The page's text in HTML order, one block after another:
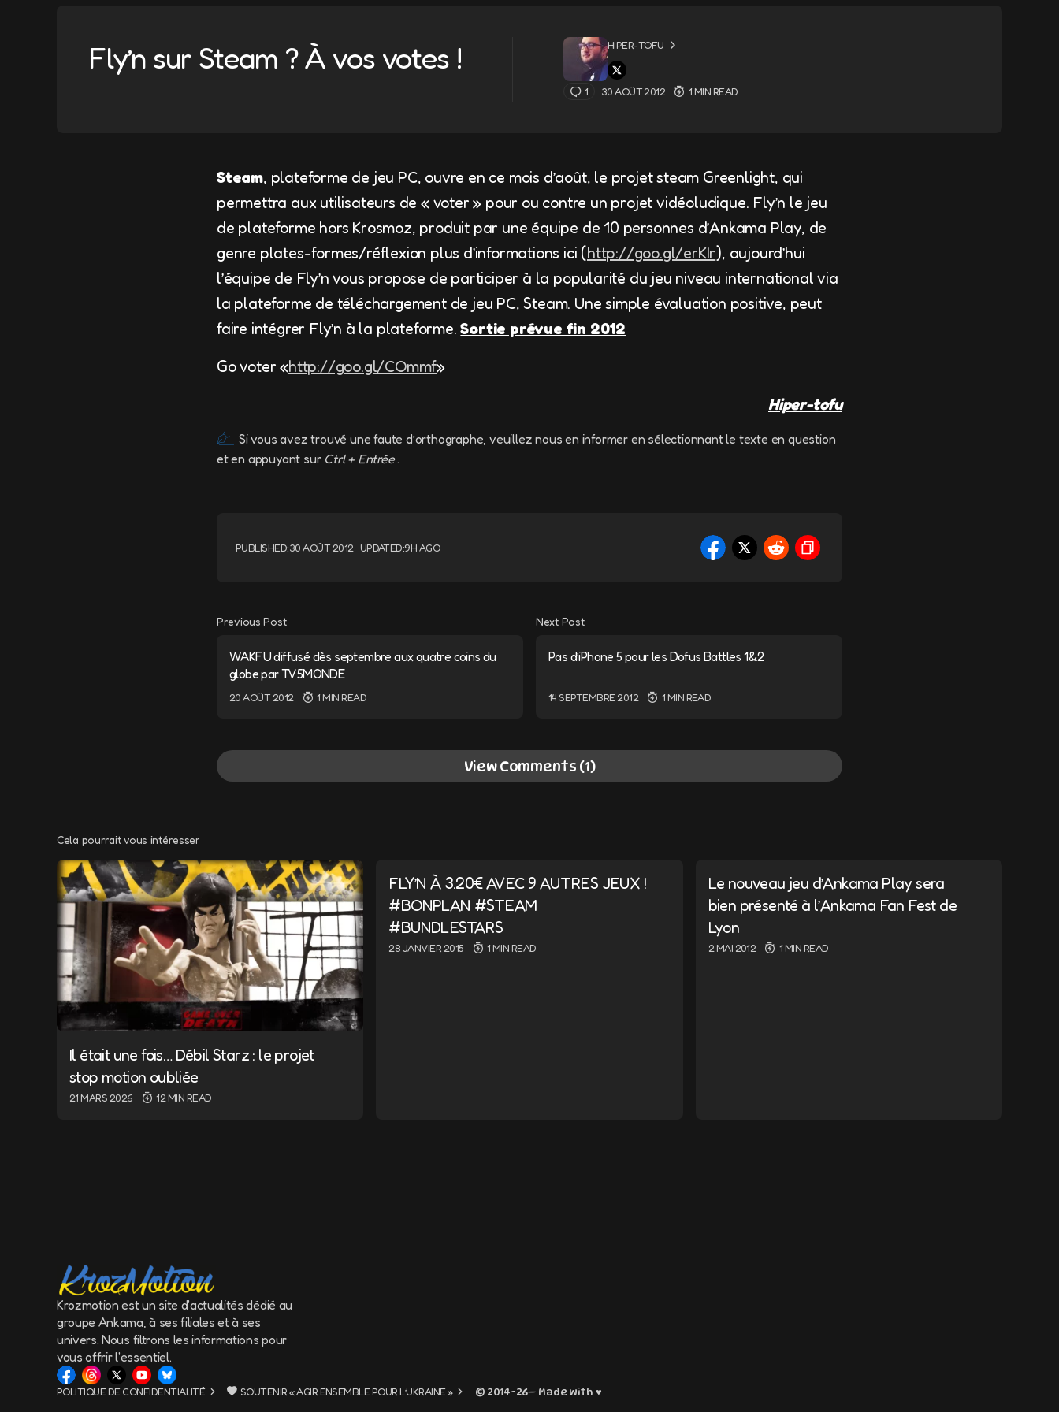
Fly’n sur Steam ? À vos votes ! HIPER-TOFU
1 30 AOÛT 2012 1 MIN READ
Steam, plateforme de jeu PC, ouvre en ce mois d’août, le projet steam Greenlight, qui
permettra aux utilisateurs de « voter » pour ou contre un projet vidéoludique. Fly’n le jeu
de plateforme hors Krosmoz, produit par une équipe de 10 personnes d’Ankama Play, de
genre plates-formes/réflexion plus d’informations ici (http://goo.gl/erKIr), aujourd’hui
l’équipe de Fly’n vous propose de participer à la popularité du jeu niveau international via
la plateforme de téléchargement de jeu PC, Steam. Une simple évaluation positive, peut
faire intégrer Fly’n à la plateforme.Sortie prévue fin 2012
Go voter «http://goo.gl/COmmf»
Hiper-tofu
Si vous avez trouvé une faute d’orthographe, veuillez nous en informer en sélectionnant le texte en question
et en appuyant sur Ctrl + Entrée.
PUBLISHED:30 AOÛT 2012 UPDATED:9H AGO
Previous Post
WAKFU diffusé dès septembre aux quatre coins du
globe par TV5MONDE
20 AOÛT 2012 1 MIN READ
Next Post
Pas d’iPhone 5 pour les Dofus Battles 1&2
14 SEPTEMBRE 2012 1 MIN READ
View Comments (1)
Votre adresse e-mail ne sera pas publiée.Les champs obligatoires sont indiqués avec*
Message
Cela pourrait vous intéresser
Il était une fois… Débil Starz : le projet
stop motion oubliée
21 MARS 2026 12 MIN READ
FLY’N À 3.20€ AVEC 9 AUTRES JEUX !
#BONPLAN #STEAM
#BUNDLESTARS
28 JANVIER 2015 1 MIN READ
Le nouveau jeu d’Ankama Play sera
bien présenté à l’Ankama Fan Fest de
Lyon
2 MAI 2012 1 MIN READ
Krozmotion est un site d'actualités dédié au
groupe Ankama, à ses filiales et à ses
univers. Nous filtrons les informations pour
vous offrir l'essentiel.
POLITIQUE DE CONFIDENTIALITÉ SOUTENIR « AGIR ENSEMBLE POUR L’UKRAINE » © 2014-26— Made with ♥